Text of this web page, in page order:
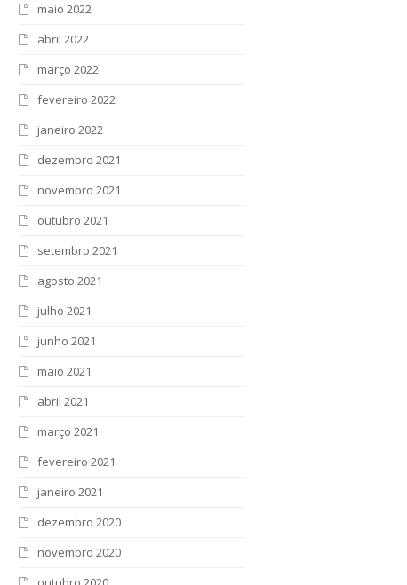
maio 2022
abril 2022
março 2022
fevereiro 2022
janeiro 2022
dezembro 2021
novembro 2021
outubro 2021
setembro 2021
agosto 2021
julho 2021
junho 2021
maio 2021
abril 2021
março 2021
fevereiro 2021
janeiro 2021
dezembro 2020
novembro 2020